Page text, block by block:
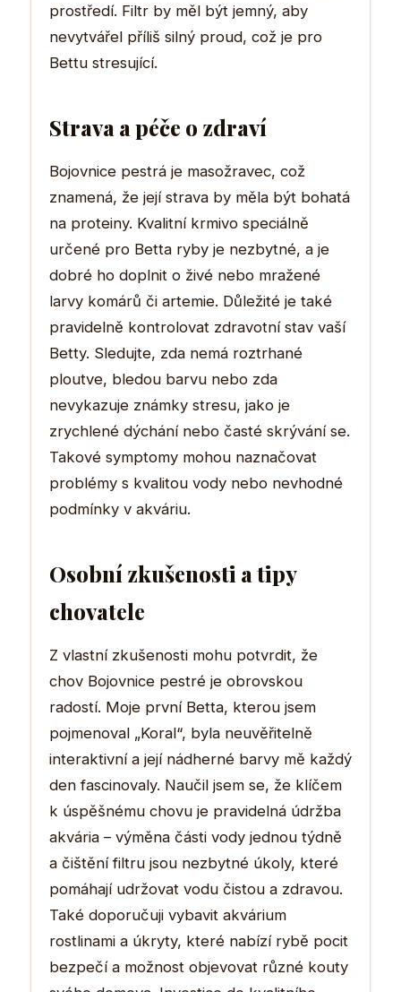
prostředí. Filtr by měl být jemný, aby
nevytvářel příliš silný proud, což je pro
Bettu stresující.
Strava a péče o zdraví
Bojovnice pestrá je masožravec, což
znamená, že její strava by měla být bohatá
na proteiny. Kvalitní krmivo speciálně
určené pro Betta ryby je nezbytné, a je
dobré ho doplnit o živé nebo mražené
larvy komárů či artemie. Důležité je také
pravidelně kontrolovat zdravotní stav vaší
Betty. Sledujte, zda nemá roztrhané
ploutve, bledou barvu nebo zda
nevykazuje známky stresu, jako je
zrychlené dýchání nebo časté skrývání se.
Takové symptomy mohou naznačovat
problémy s kvalitou vody nebo nevhodné
podmínky v akváriu.
Osobní zkušenosti a tipy
chovatele
Z vlastní zkušenosti mohu potvrdit, že
chov Bojovnice pestré je obrovskou
radostí. Moje první Betta, kterou jsem
pojmenoval „Koral“, byla neuvěřitelně
interaktivní a její nádherné barvy mě každý
den fascinovaly. Naučil jsem se, že klíčem
k úspěšnému chovu je pravidelná údržba
akvária – výměna části vody jednou týdně
a čištění filtru jsou nezbytné úkoly, které
pomáhají udržovat vodu čistou a zdravou.
Také doporučuji vybavit akvárium
rostlinami a úkryty, které nabízí rybě pocit
bezpečí a možnost objevovat různé kouty